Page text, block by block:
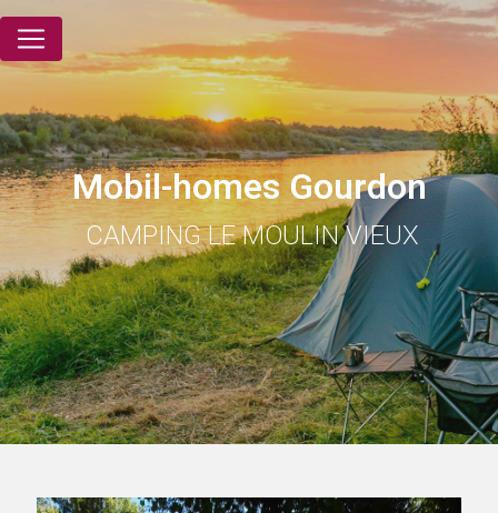
mobil-homes Gourdon
CAMPING LE MOULIN VIEUX
Panneau de gestion des cookies